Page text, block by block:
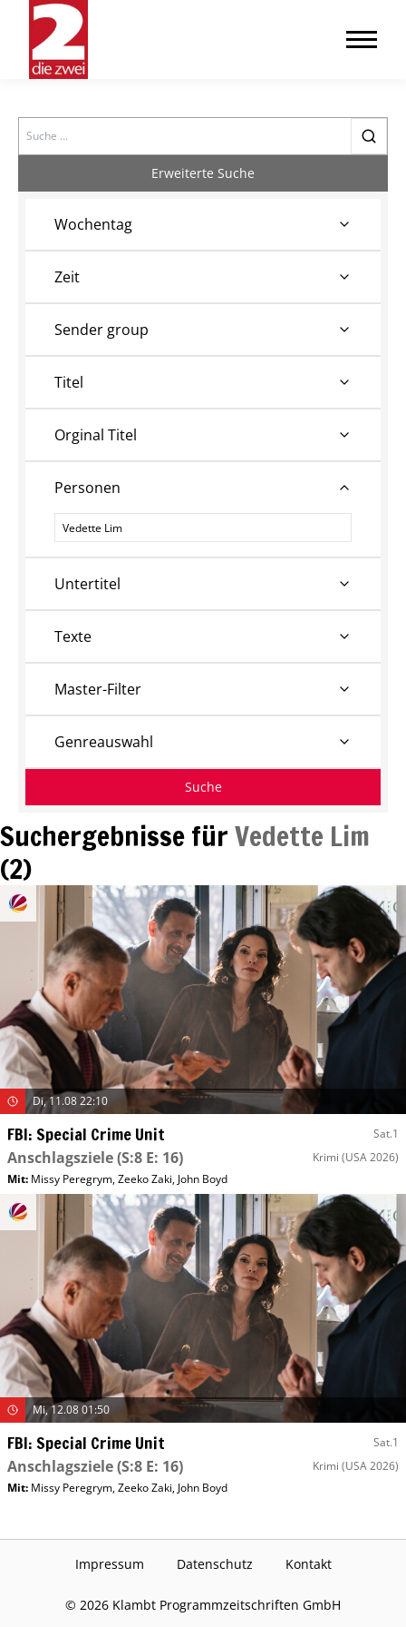
Search
Suchergebnisse fürVedette Lim
(2)
Di, 11.08 22:10
FBI: Special Crime Unit Sat.1
Anschlagsziele(S:8 E: 16) Krimi (USA 2026)
Mit: Missy Peregrym,Zeeko Zaki, John Boyd
Mi, 12.08 01:50
FBI: Special Crime Unit Sat.1
Anschlagsziele(S:8 E: 16) Krimi (USA 2026)
Mit: Missy Peregrym,Zeeko Zaki, John Boyd
Erweiterte Suche
Wochentag
Zeit
Sender group
Titel
Orginal Titel
Personen
Personen
Untertitel
Texte
Master-Filter
Genreauswahl
Suche
Impressum Datenschutz Kontakt
© 2026 Klambt Programmzeitschriften GmbH